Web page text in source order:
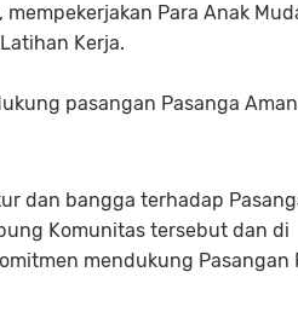
Para Anak
Kerja.
pasangan Pasanga
dan bangga terhadap
Komunitas tersebut dan di
mendukung Pasangan